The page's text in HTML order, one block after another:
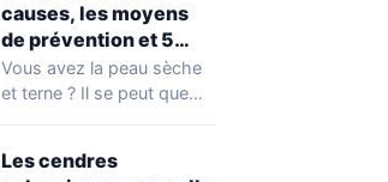
causes, les moyens
de prévention et 5
façons de la traiter
Vous avez la peau sèche
et terne ? Il se peut que
Les cendres